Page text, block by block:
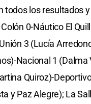
todos los resultados
0-Náutico El
3 (Lucía
Nacional 1 (Dalma
Quiroz)-
y Paz Alegre); La